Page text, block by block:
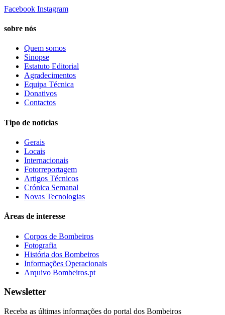
Facebook Instagram
sobre nós
Quem somos
Sinopse
Estatuto Editorial
Agradecimentos
Equipa Técnica
Donativos
Contactos
Tipo de notícias
Gerais
Locais
Internacionais
Fotorreportagem
Artigos Técnicos
Crónica Semanal
Novas Tecnologias
Áreas de interesse
Corpos de Bombeiros
Fotografia
História dos Bombeiros
Informações Operacionais
Arquivo Bombeiros.pt
Newsletter
Receba as últimas informações do portal dos Bombeiros